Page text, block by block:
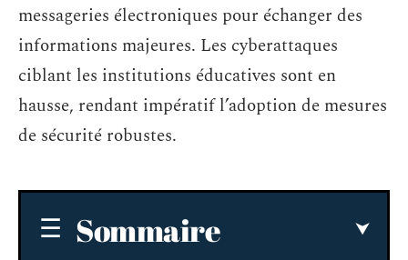
messageries électroniques pour échanger des
informations majeures. Les cyberattaques
ciblant les institutions éducatives sont en
hausse, rendant impératif l’adoption de mesures
de sécurité robustes.
Sommaire